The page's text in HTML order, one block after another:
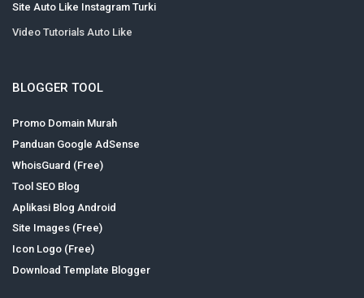
Site Auto Like Instagram Turki
Video Tutorials Auto Like
BLOGGER TOOL
Promo Domain Murah
Panduan Google AdSense
WhoisGuard (Free)
Tool SEO Blog
Aplikasi Blog Android
Site Images (Free)
Icon Logo (Free)
Download Template Blogger